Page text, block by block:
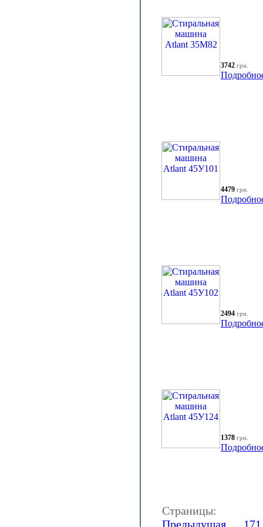
3742 грн.
4479 грн.
2494 грн.
1378 грн.
Страницы:
Предыдущая ... 171